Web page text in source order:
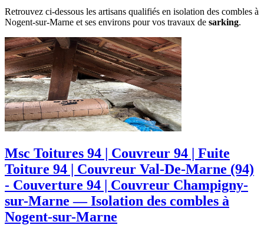
Retrouvez ci-dessous les artisans qualifiés en isolation des combles à
Nogent-sur-Marne et ses environs pour vos travaux de sarking.
Msc Toitures 94 | Couvreur 94 | Fuite
Toiture 94 | Couvreur Val-De-Marne (94)
- Couverture 94 | Couvreur Champigny-
sur-Marne — Isolation des combles à
Nogent-sur-Marne